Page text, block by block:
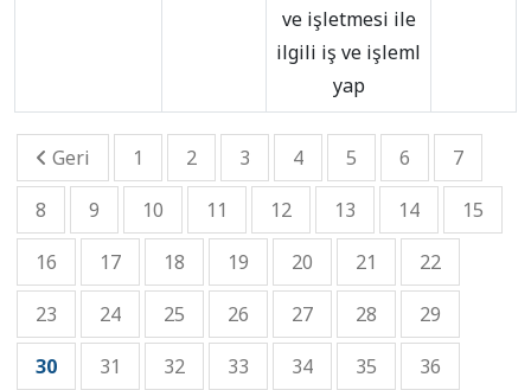
ve işletmesi ile
ilgili iş ve işleml
yap
Geri 1 2 3 4 5 6
7
8
9 10 11 12 13 14
15
16
17 18 19 20 21
22
23
24 25 26 27 28
29
30
31 32 33 34 35
36